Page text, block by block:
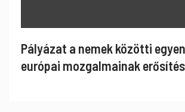
Pályázat a nemek közötti
európai mozgalmainak